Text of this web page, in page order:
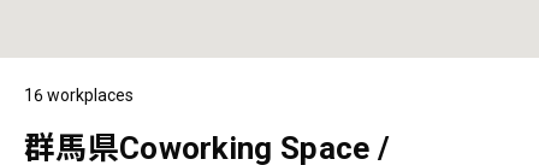
16 workplaces
群馬県Coworking Space /